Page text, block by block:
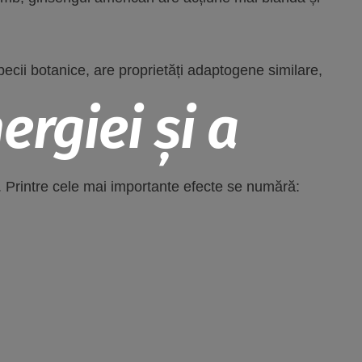
și a
botanice, are proprietăți adaptogene similare,
cele mai importante efecte se numără: